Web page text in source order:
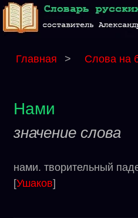
Главная > Слова на
Нами
значение слова
нами. творительный
[Ушаков]